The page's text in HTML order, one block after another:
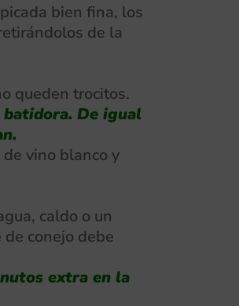
bien fina, los
de la
queden trocitos.
De igual
vino blanco y
caldo o un
conejo debe
extra en la